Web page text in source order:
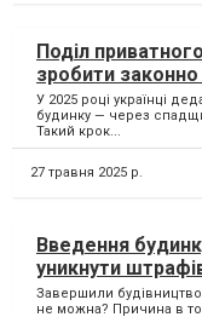
Поділ
зробити
У 2025 році українці
будинку — через
Такий крок...
27 травня 2025 р.
Введення
уникнути
Завершили
не можна? Причина в